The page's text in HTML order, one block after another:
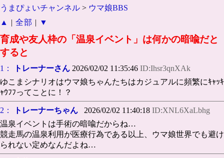
うまぴょいチャンネル > ウマ娘BBS
▲
| 全部 | ▼
育成や友人枠の「温泉イベント」は何かの暗喩だと
すると
1： トレーナーさん 2026/02/02 11:35:46 ID:Ihsr3qnXAk
ゆこまシナリオはウマ娘ちゃんたちはカジュアルに頻繁にｷｬｯｷ
ｬｳﾌﾌってことに！？
2： トレーナーちゃん 2026/02/02 11:40:18 ID:XNL6XaLbhg
温泉イベントは手術の暗喩だからね…
競走馬の温泉利用が医療行為である以上、ウマ娘世界でも避け
られない定めなんだよね…